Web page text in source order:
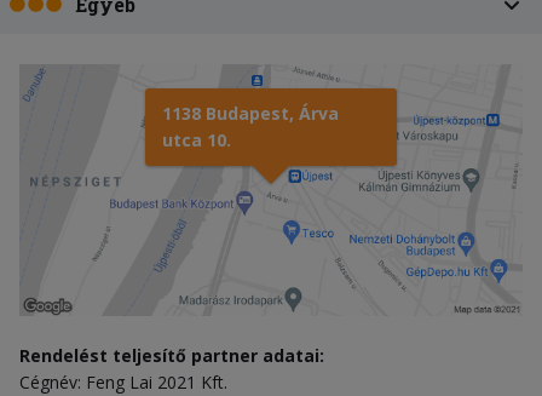
1138 Budapest, Árva
utca 10.
Rendelést teljesítő partner adatai:
Cégnév: Feng Lai 2021 Kft.